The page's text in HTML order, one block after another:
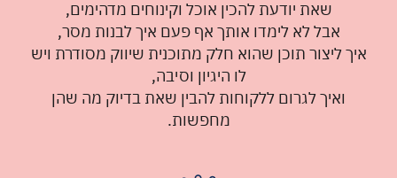
שאת יודעת להכין אוכל וקינוחים מדהימים,
אבל לא לימדו אותך אף פעם איך לבנות מסר,
איך ליצור תוכן שהוא חלק מתוכנית שיווק מסודרת ויש
לו היגיון וסיבה,
ואיך לגרום ללקוחות להבין שאת בדיוק מה שהן
מחפשות.